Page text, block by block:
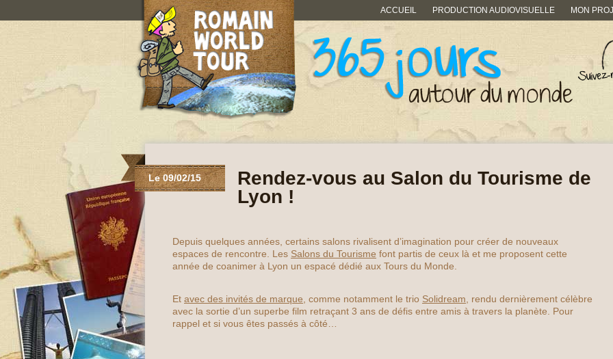
ACCUEIL PRODUCTION AUDIOVISUELLE MON
Le 09/02/15
Rendez-vous au Salon du Tourisme de
Lyon !
Depuis quelques années, certains salons rivalisent d’imagination pour créer de nouveaux
espaces de rencontre. Les Salons du Tourisme font partis de ceux là et me proposent cette
année de coanimer à Lyon un espacé dédié aux Tours du Monde.
Et avec des invités de marque , comme notamment le trio Solidream , rendu dernièrement célèbre
avec la sortie d’un superbe film retraçant 3 ans de défis entre amis à travers la planète. Pour
rappel et si vous êtes passés à côté…